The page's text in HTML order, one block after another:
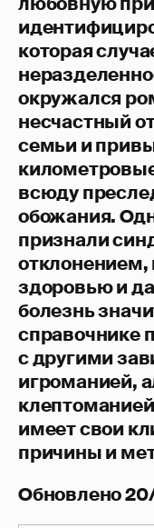
которая
окружался
несчастный
семьи и
всюду
обожания.
признали
здоровью и
болезнь
справочнике
с другими
игроманией,
имеет свои
причины и
Обновлено